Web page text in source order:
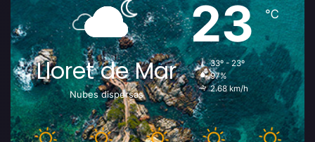
Lloret de Mar
Nubes dispersas
23℃
33º - 23º
97%
2.68 km/h